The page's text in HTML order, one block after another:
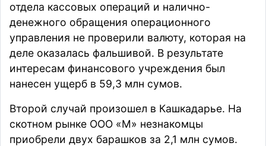
отдела кассовых операций и налично-
денежного обращения операционного
управления не проверили валюту, которая на
деле оказалась фальшивой. В результате
интересам финансового учреждения был
нанесен ущерб в 59,3 млн сумов.
Второй случай произошел в Кашкадарье. На
скотном рынке ООО «М» незнакомцы
приобрели двух барашков за 2,1 млн сумов.